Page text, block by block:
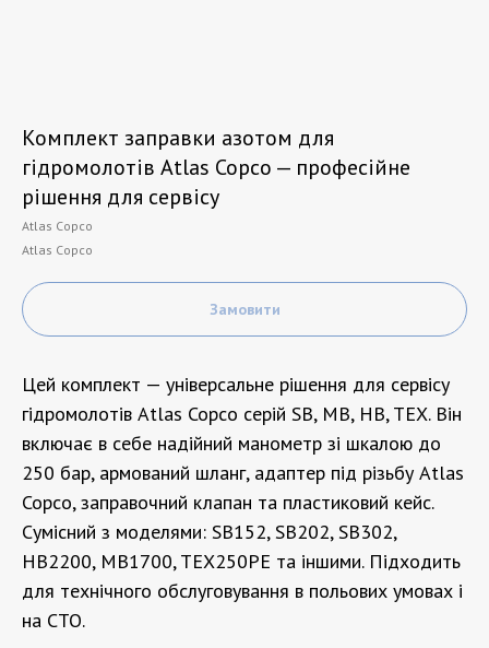
Комплект заправки азотом для
гідромолотів Atlas Copco — професійне
рішення для сервісу
Atlas Copco
Atlas Copco
Замовити
Цей комплект — універсальне рішення для сервісу
гідромолотів Atlas Copco серій SB, MB, HB, TEX. Він
включає в себе надійний манометр зі шкалою до
250 бар, армований шланг, адаптер під різьбу Atlas
Copco, заправочний клапан та пластиковий кейс.
Сумісний з моделями: SB152, SB202, SB302,
HB2200, MB1700, TEX250PE та іншими. Підходить
для технічного обслуговування в польових умовах і
на СТО.